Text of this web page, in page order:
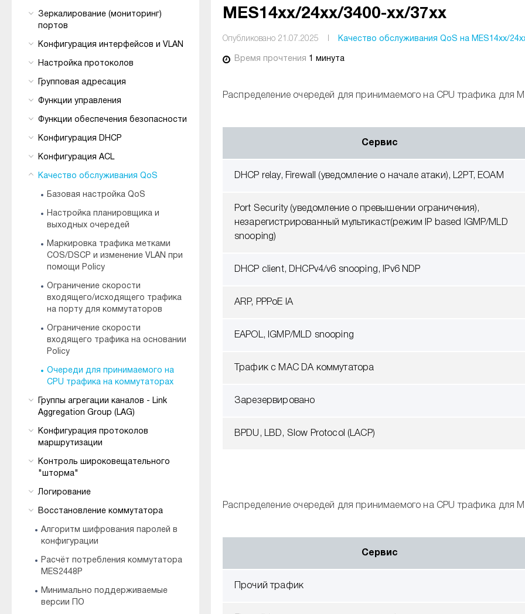
Зеркалирование (мониторинг)
портов
Конфигурация интерфейсов и VLAN
Настройка протоколов
Групповая адресация
Функции управления
Функции обеспечения безопасности
Конфигурация DHCP
Конфигурация ACL
Качество обслуживания QoS
Базовая настройка QoS
Настройка планировщика и
выходных очередей
Маркировка трафика метками
COS/DSCP и изменение VLAN при
помощи Policy
Ограничение скорости
входящего/исходящего трафика
на порту для коммутаторов
Ограничение скорости
входящего трафика на основании
Policy
Очереди для принимаемого на
CPU трафика на коммутаторах
Группы агрегации каналов - Link
Aggregation Group (LAG)
Конфигурация протоколов
маршрутизации
Контроль широковещательного
"шторма"
Логирование
Восстановление коммутатора
Алгоритм шифрования паролей в
конфигурации
Расчёт потребления коммутатора
MES2448P
Минимально поддерживаемые
версии ПО
MES14xx/24xx/3400-xx/37xx
Опубликовано 21.07.2025 Качество обслуживания QoS на MES14xx/
Время прочтения 1 минута
Распределение очередей для принимаемого на CPU трафика для
Сервис
DHCP relay, Firewall (уведомление о начале атаки), L2PT, EOAM
Port Security (уведомление о превышении ограничения),
незарегистрированный мультикаст(режим IP based IGMP/MLD
snooping)
DHCP client, DHCPv4/v6 snooping, IPv6 NDP
ARP, PPPoE IA
EAPOL, IGMP/MLD snooping
Трафик с MAC DA коммутатора
Зарезервировано
BPDU, LBD, Slow Protocol (LACP)
Распределение очередей для принимаемого на CPU трафика для
Сервис
Прочий трафик